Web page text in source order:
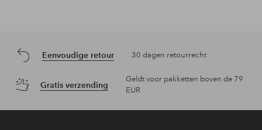
Eenvoudige retour 30 dagen retourrecht
Gratis verzending
Geldt voor pakketten boven de 79
EUR